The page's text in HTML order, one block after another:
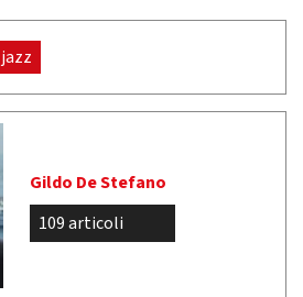
jazz
Gildo De Stefano
109 articoli